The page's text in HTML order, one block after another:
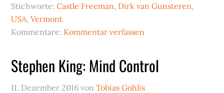
Stichworte:Castle Freeman, Dirk van Gunsteren,
USA,Vermont
Kommentare: Kommentar verfassen
Stephen King: Mind Control
11. Dezember 2016 vonTobias Gohlis